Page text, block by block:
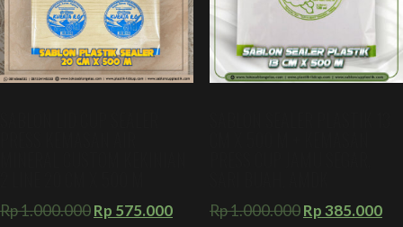
Rp1.000.000Rp 575.000 Rp1.000.000Rp385.000